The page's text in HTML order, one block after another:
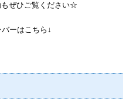
ぜひご覧ください☆
ーはこちら↓